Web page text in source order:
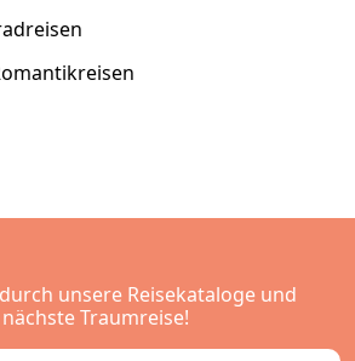
unsere Reisekataloge und
Traumreise!